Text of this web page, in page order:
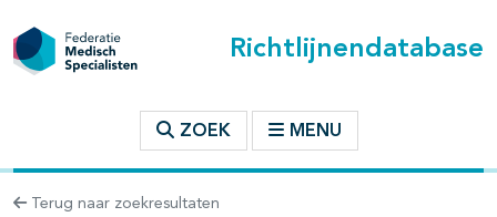
Richtlijnendatabase
ZOEK MENU
Terug naar zoekresultaten
binnen deze richtlijn